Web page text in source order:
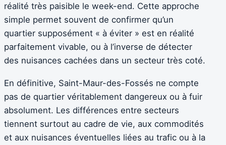
réalité très paisible le week-end. Cette approche
simple permet souvent de confirmer qu’un
quartier supposément « à éviter » est en réalité
parfaitement vivable, ou à l’inverse de détecter
des nuisances cachées dans un secteur très coté.
En définitive, Saint-Maur-des-Fossés ne compte
pas de quartier véritablement dangereux ou à fuir
absolument. Les différences entre secteurs
tiennent surtout au cadre de vie, aux commodités
et aux nuisances éventuelles liées au trafic ou à la